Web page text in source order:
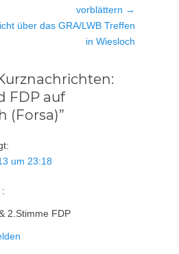
vorblättern →
über das GRA/LWB Treffen
in Wiesloch
FDP auf
(Forsa)”
um 23:18
2.Stimme FDP